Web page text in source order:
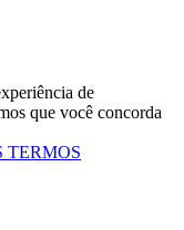
de
que você concorda
TERMOS